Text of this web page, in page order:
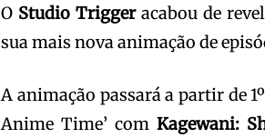
O Studio Triggeracabou de
sua mais nova animação de
A animação passará a partir de
Anime Time’ com Kagewani: